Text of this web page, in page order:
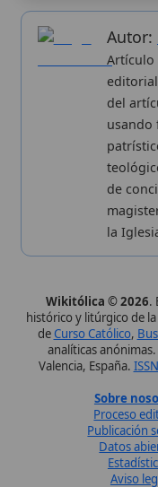
Wikitólica © 2026.
histórico y litúrgico de la
analíticas anónimas.
Valencia, España.ISSN:
Sobre
Proceso
Publicación
Datos
Estadísticas
Aviso legal
Política de
Canal
Únete ·
Perfil de
Síguenos ·